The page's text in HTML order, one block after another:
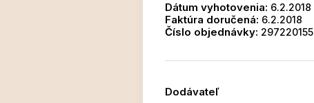
Dátum vyhotovenia: 6.2.2018
Faktúra doručená: 6.2.2018
Číslo objednávky: 297220155
Dodávateľ